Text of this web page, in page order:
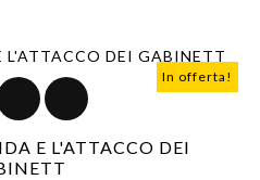
In offerta!
E L'ATTACCO DEI